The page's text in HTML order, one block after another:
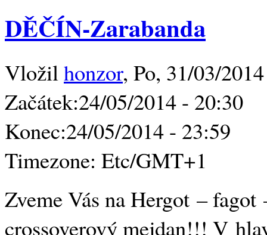
DĚČÍN-Zarabanda
Vložil honzor, Po, 31/03/
Začátek:24/05/2014 - 20:30
Konec:24/05/2014 - 23:59
Timezone: Etc/GMT+1
Zveme Vás na Hergot –
crossoverový mejdan!!! V